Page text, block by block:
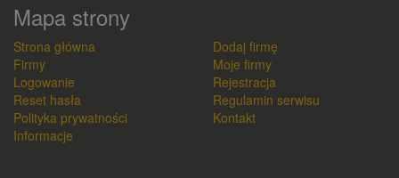
Mapa strony
Strona główna
Dodaj firmę
Firmy
Moje firmy
Logowanie
Rejestracja
Reset hasła
Regulamin serwisu
Polityka prywatności
Kontakt
Informacje